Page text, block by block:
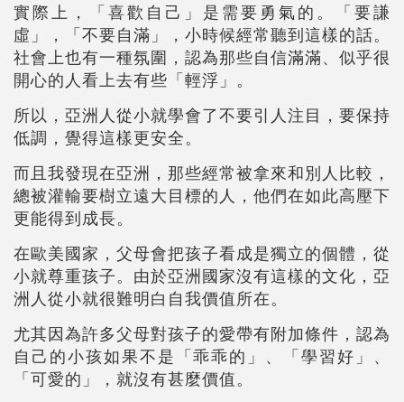
實際上，「喜歡自己」是需要勇氣的。「要謙
虛」，「不要自滿」，小時候經常聽到這樣的話。
社會上也有一種氛圍，認為那些自信滿滿、似乎很
開心的人看上去有些「輕浮」。
所以，亞洲人從小就學會了不要引人注目，要保持
低調，覺得這樣更安全。
而且我發現在亞洲，那些經常被拿來和別人比較，
總被灌輸要樹立遠大目標的人，他們在如此高壓下
更能得到成長。
在歐美國家，父母會把孩子看成是獨立的個體，從
小就尊重孩子。由於亞洲國家沒有這樣的文化，亞
洲人從小就很難明白自我價值所在。
尤其因為許多父母對孩子的愛帶有附加條件，認為
自己的小孩如果不是「乖乖的」、「學習好」、
「可愛的」，就沒有甚麼價值。